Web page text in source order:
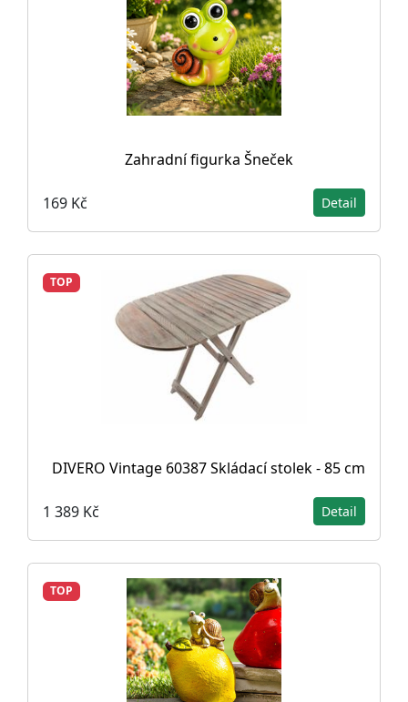
Zahradní figurka Šneček
169 Kč Detail
TOP
DIVERO Vintage 60387 Skládací stolek - 85 cm
1 389 Kč Detail
TOP